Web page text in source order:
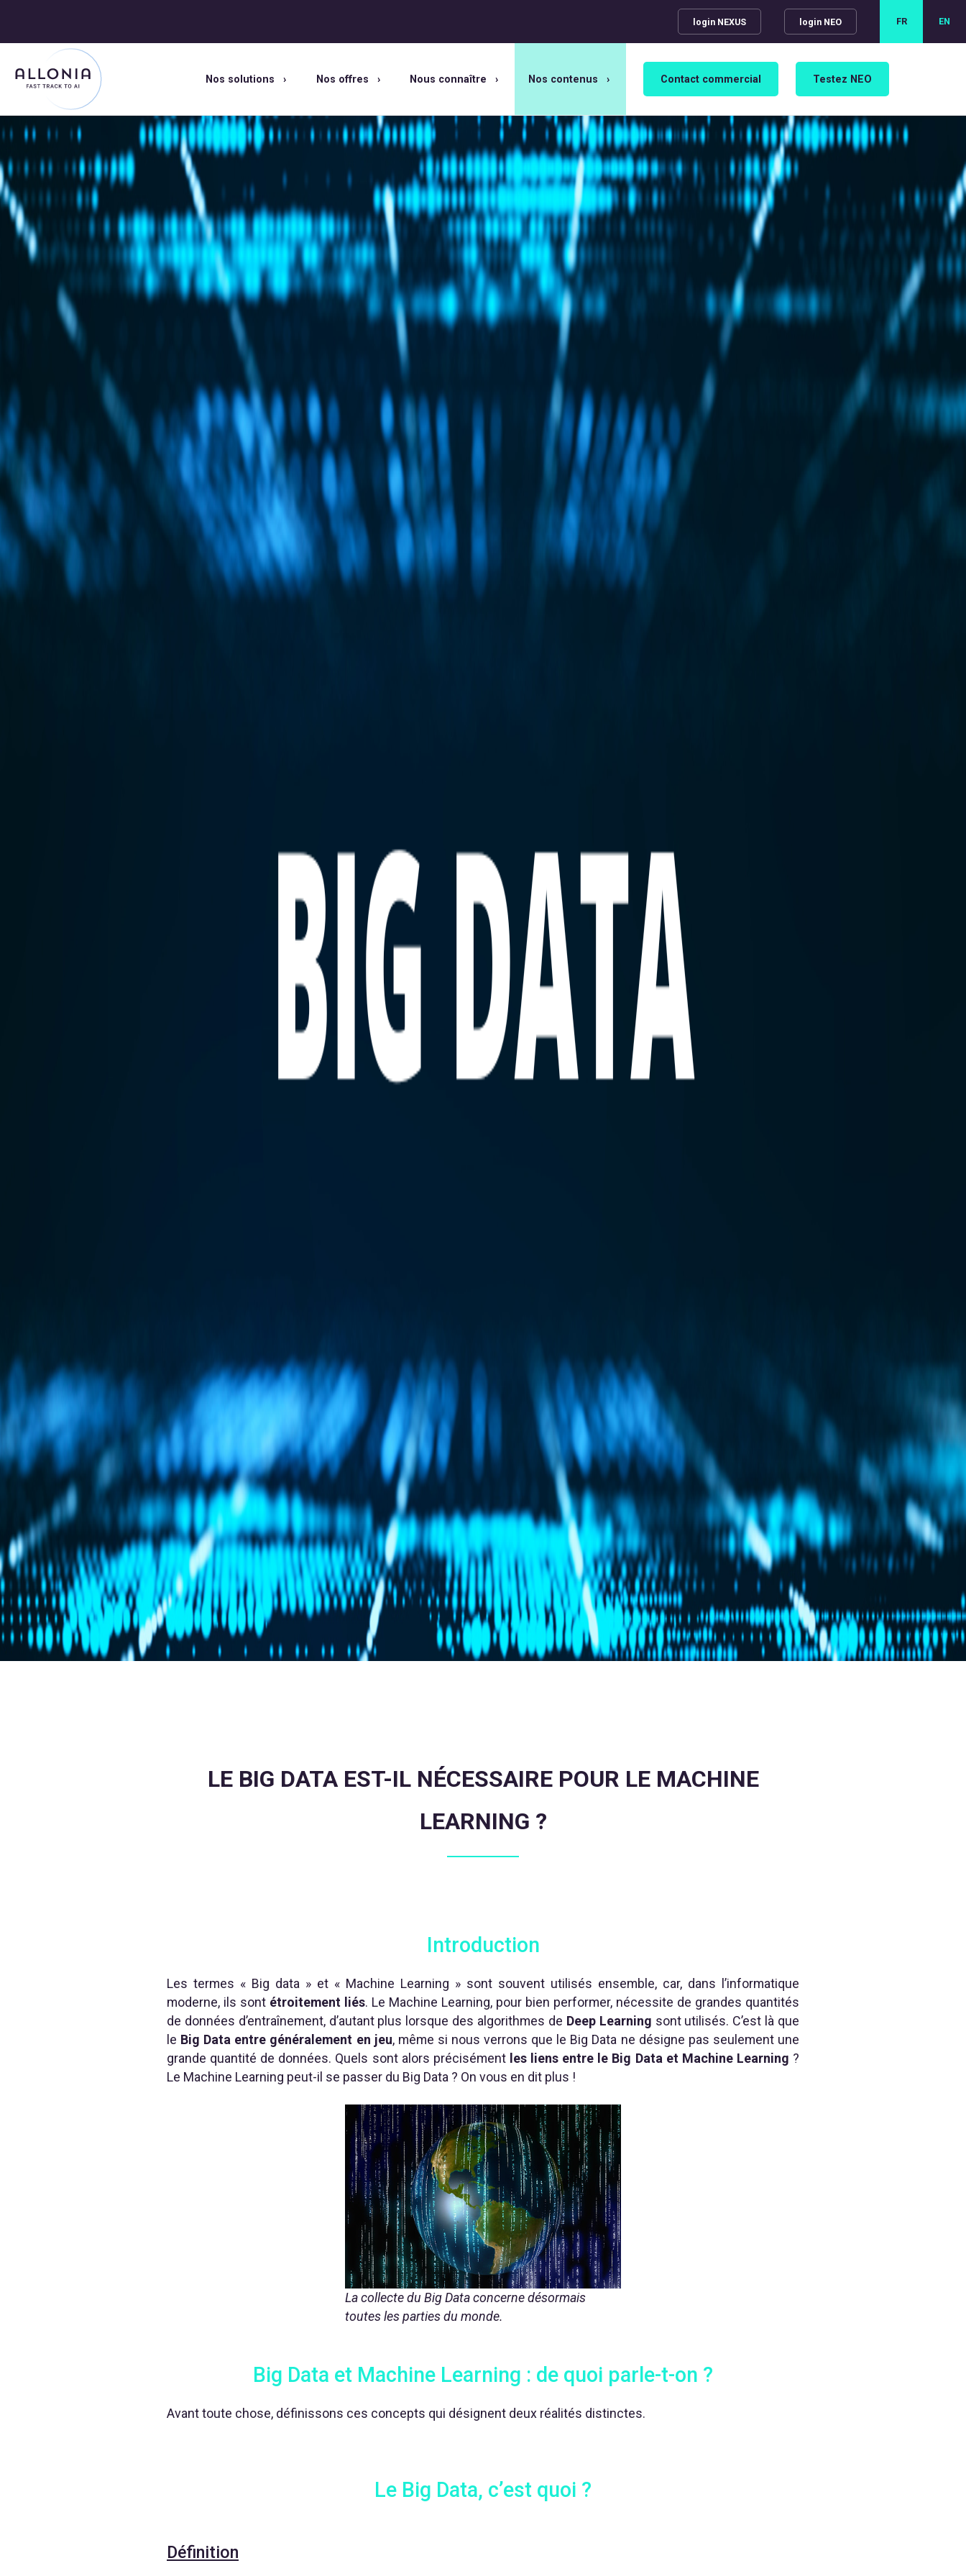
login NEXUS login NEO FR EN
Nos solutions Nos offres Nous connaître Nos contenus Contact commercial Testez NEO
LE BIG DATA EST-IL NÉCESSAIRE POUR LE MACHINE
LEARNING ?
Introduction
Les termes « Big data » et « Machine Learning » sont souvent utilisés ensemble, car, dans l’informatique
moderne, ils sont étroitement liés. Le Machine Learning, pour bien performer, nécessite de grandes quantités
de données d’entraînement, d’autant plus lorsque des algorithmes de Deep Learning sont utilisés. C’est là que
le Big Data entre généralement en jeu, même si nous verrons que le Big Data ne désigne pas seulement une
grande quantité de données. Quels sont alors précisément les liens entre le Big Data et Machine Learning ?
Le Machine Learning peut-il se passer du Big Data ? On vous en dit plus !
La collecte du Big Data concerne désormais
toutes les parties du monde.
Big Data et Machine Learning : de quoi parle-t-on ?
Avant toute chose, définissons ces concepts qui désignent deux réalités distinctes.
Le Big Data, c’est quoi ?
Définition